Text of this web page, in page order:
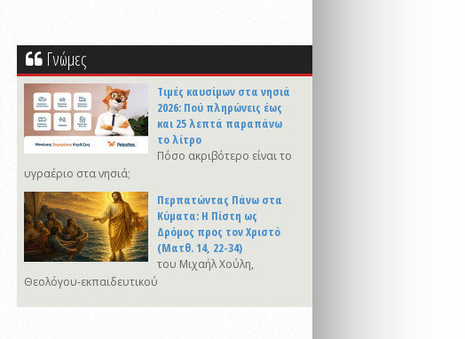
Γνώμες
Τιμές καυσίμων στα νησιά
2026: Πού πληρώνεις έως
και 25 λεπτά παραπάνω
το λίτρο
Πόσο ακριβότερο είναι το
υγραέριο στα νησιά;
Περπατώντας Πάνω στα
Κύματα: Η Πίστη ως
Δρόμος προς τον Χριστό
(Ματθ. 14, 22-34)
του Μιχαήλ Χούλη,
Θεολόγου-εκπαιδευτικού